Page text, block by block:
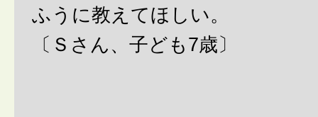
ふうに教えてほしい。
〔Ｓさん、子ども7歳〕